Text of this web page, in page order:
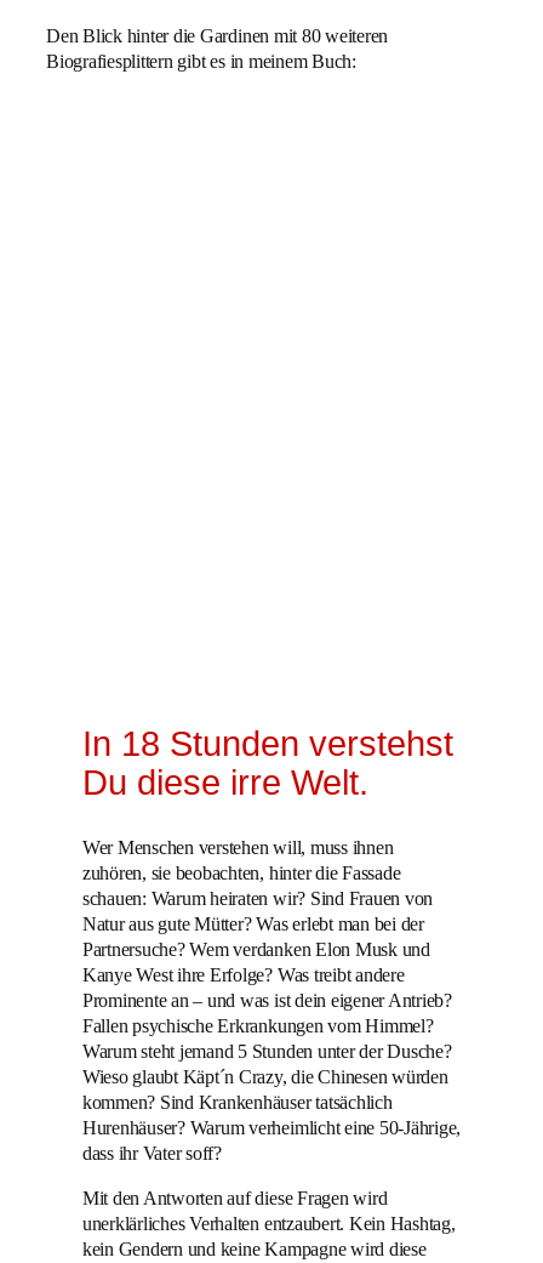
Den Blick hinter die Gardinen mit 80 weiteren
Biografiesplittern gibt es in meinem Buch:
In 18 Stunden verstehst
Du diese irre Welt.
Wer Menschen verstehen will, muss ihnen
zuhören, sie beobachten, hinter die Fassade
schauen: Warum heiraten wir? Sind Frauen von
Natur aus gute Mütter? Was erlebt man bei der
Partnersuche? Wem verdanken Elon Musk und
Kanye West ihre Erfolge? Was treibt andere
Prominente an – und was ist dein eigener Antrieb?
Fallen psychische Erkrankungen vom Himmel?
Warum steht jemand 5 Stunden unter der Dusche?
Wieso glaubt Käpt´n Crazy, die Chinesen würden
kommen? Sind Krankenhäuser tatsächlich
Hurenhäuser? Warum verheimlicht eine 50-Jährige,
dass ihr Vater soff?
Mit den Antworten auf diese Fragen wird
unerklärliches Verhalten entzaubert. Kein Hashtag,
kein Gendern und keine Kampagne wird diese